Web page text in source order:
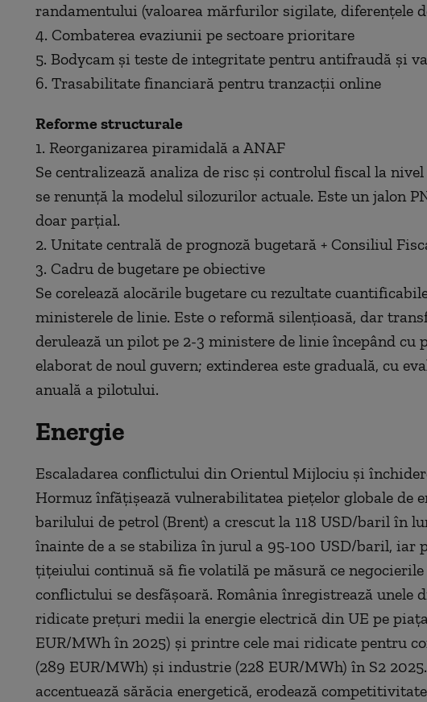
randamentului (valoarea mărfurilor sigilate, diferențele
4. Combaterea evaziunii pe sectoare prioritare
5. Bodycam și teste de integritate pentru antifraudă și
6. Trasabilitate financiară pentru tranzacții online
Reforme structurale
1. Reorganizarea piramidală a ANAF
Se centralizează analiza de risc și controlul fiscal la
se renunță la modelul silozurilor actuale. Este un jalon
doar parțial.
2. Unitate centrală de prognoză bugetară + Consiliul
3. Cadru de bugetare pe obiective
Se corelează alocările bugetare cu rezultate
ministerele de linie. Este o reformă silenţioasă, dar
derulează un pilot pe 2-3 ministere de linie începând cu
elaborat de noul guvern; extinderea este graduală, cu
anuală a pilotului.
Energie
Escaladarea conflictului din Orientul Mijlociu și
Hormuz înfățișează vulnerabilitatea piețelor globale de
barilului de petrol (Brent) a crescut la 118 USD/baril în
înainte de a se stabiliza în jurul a 95-100 USD/baril, iar
țițeiului continuă să fie volatilă pe măsură ce
conflictului se desfășoară. România înregistrează unele
ridicate prețuri medii la energie electrică din UE pe
EUR/MWh în 2025) și printre cele mai ridicate pentru
(289 EUR/MWh) și industrie (228 EUR/MWh) în S2
accentuează sărăcia energetică, erodează